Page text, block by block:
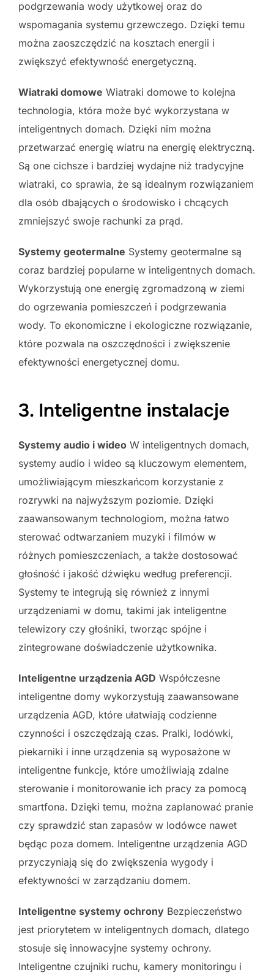
podgrzewania wody użytkowej oraz do
wspomagania systemu grzewczego. Dzięki temu
można zaoszczędzić na kosztach energii i
zwiększyć efektywność energetyczną.
Wiatraki domowe Wiatraki domowe to kolejna
technologia, która może być wykorzystana w
inteligentnych domach. Dzięki nim można
przetwarzać energię wiatru na energię elektryczną.
Są one cichsze i bardziej wydajne niż tradycyjne
wiatraki, co sprawia, że są idealnym rozwiązaniem
dla osób dbających o środowisko i chcących
zmniejszyć swoje rachunki za prąd.
Systemy geotermalne Systemy geotermalne są
coraz bardziej popularne w inteligentnych domach.
Wykorzystują one energię zgromadzoną w ziemi
do ogrzewania pomieszczeń i podgrzewania
wody. To ekonomiczne i ekologiczne rozwiązanie,
które pozwala na oszczędności i zwiększenie
efektywności energetycznej domu.
3. Inteligentne instalacje
Systemy audio i wideo W inteligentnych domach,
systemy audio i wideo są kluczowym elementem,
umożliwiającym mieszkańcom korzystanie z
rozrywki na najwyższym poziomie. Dzięki
zaawansowanym technologiom, można łatwo
sterować odtwarzaniem muzyki i filmów w
różnych pomieszczeniach, a także dostosować
głośność i jakość dźwięku według preferencji.
Systemy te integrują się również z innymi
urządzeniami w domu, takimi jak inteligentne
telewizory czy głośniki, tworząc spójne i
zintegrowane doświadczenie użytkownika.
Inteligentne urządzenia AGD Współczesne
inteligentne domy wykorzystują zaawansowane
urządzenia AGD, które ułatwiają codzienne
czynności i oszczędzają czas. Pralki, lodówki,
piekarniki i inne urządzenia są wyposażone w
inteligentne funkcje, które umożliwiają zdalne
sterowanie i monitorowanie ich pracy za pomocą
smartfona. Dzięki temu, można zaplanować pranie
czy sprawdzić stan zapasów w lodówce nawet
będąc poza domem. Inteligentne urządzenia AGD
przyczyniają się do zwiększenia wygody i
efektywności w zarządzaniu domem.
Inteligentne systemy ochrony Bezpieczeństwo
jest priorytetem w inteligentnych domach, dlatego
stosuje się innowacyjne systemy ochrony.
Inteligentne czujniki ruchu, kamery monitoringu i